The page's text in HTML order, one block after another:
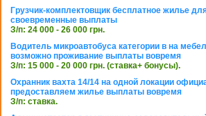
Грузчик-комплектовщик бесплатное жилье
своевременные выплаты
З/п: 24 000 - 26 000 грн.
Водитель микроавтобуса категории в на
возможно проживание выплаты вовремя
З/п: 15 000 - 20 000 грн. (ставка+ бонусы).
Охранник вахта 14/14 на одной локации
предоставляем жилье выплаты вовремя
З/п: ставка.